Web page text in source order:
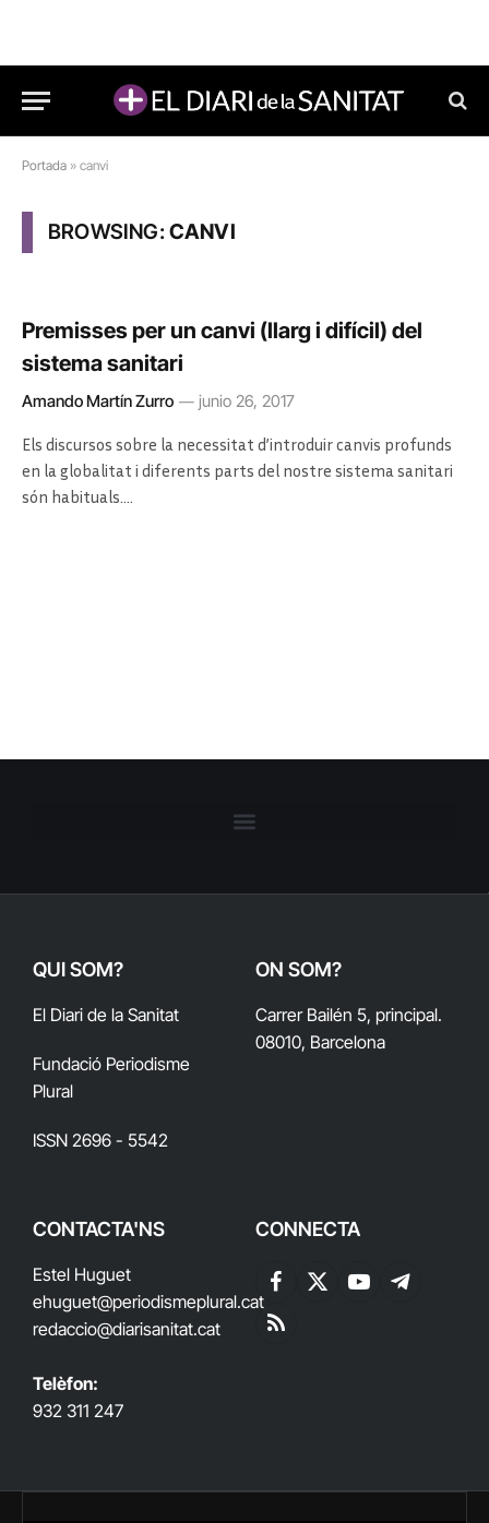
Portada » canvi
BROWSING:CANVI
Premisses per un canvi (llarg i difícil) del
sistema sanitari
Amando Martín Zurro junio 26, 2017
Els discursos sobre la necessitat d’introduir canvis profunds
en la globalitat i diferents parts del nostre sistema sanitari
són habituals.…
QUI SOM?
El Diari de la Sanitat
Fundació Periodisme
Plural
ISSN 2696 - 5542
ON SOM?
Carrer Bailén 5, principal.
08010, Barcelona
CONTACTA'NS
Estel Huguet
ehuguet@periodismeplural.cat
redaccio@diarisanitat.cat
Telèfon:
932 311 247
CONNECTA
Facebook
X
YouTubeTelegram
RSS